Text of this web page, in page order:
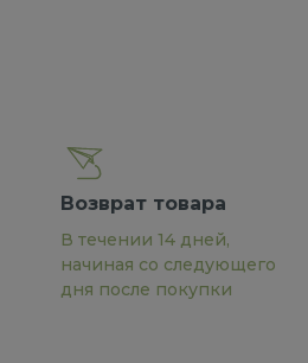
Возврат товара
В течении 14 дней,
начиная со следующего
дня после покупки